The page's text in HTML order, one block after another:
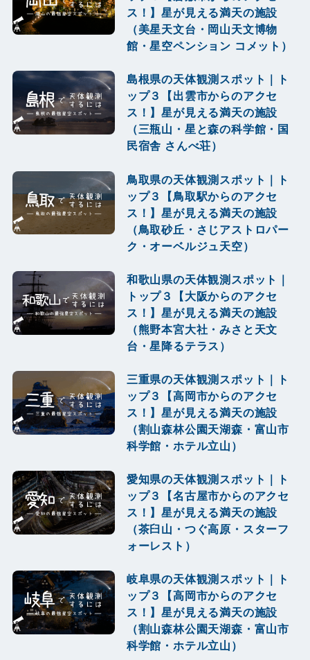
ス！】星が見える満天の施設
（美星天文台・岡山天文博物
館・星空ペンション コメット）
島根県の天体観測スポット｜ト
ップ３【出雲市からのアクセ
ス！】星が見える満天の施設
（三瓶山・星と森の科学館・国
民宿舎 さんべ荘）
鳥取県の天体観測スポット｜ト
ップ３【鳥取駅からのアクセ
ス！】星が見える満天の施設
（鳥取砂丘・さじアストロパー
ク・オーベルジュ天空）
和歌山県の天体観測スポット｜
トップ３【大阪からのアクセ
ス！】星が見える満天の施設
（熊野本宮大社・みさと天文
台・星降るテラス）
三重県の天体観測スポット｜ト
ップ３【高岡市からのアクセ
ス！】星が見える満天の施設
（割山森林公園天湖森・富山市
科学館・ホテル立山）
愛知県の天体観測スポット｜ト
ップ３【名古屋市からのアクセ
ス！】星が見える満天の施設
（茶臼山・つぐ高原・スターフ
ォーレスト）
岐阜県の天体観測スポット｜ト
ップ３【高岡市からのアクセ
ス！】星が見える満天の施設
（割山森林公園天湖森・富山市
科学館・ホテル立山）